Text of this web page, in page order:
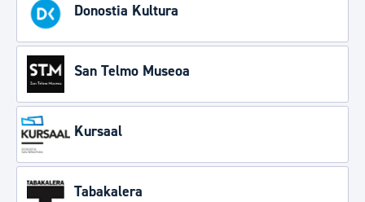
Donostia Kultura
San Telmo Museoa
Kursaal
Tabakalera